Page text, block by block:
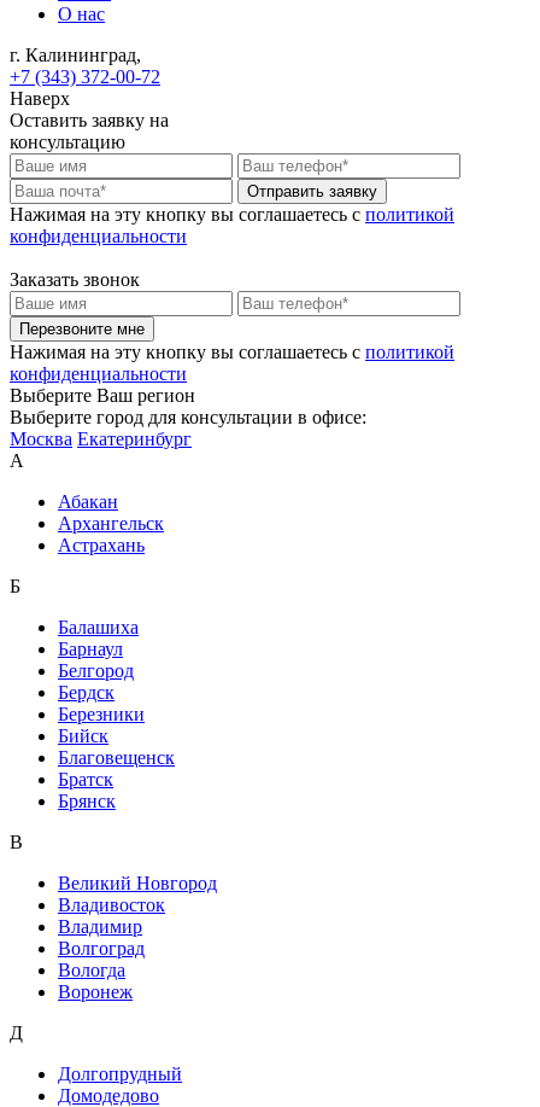
О нас
г. Калининград,
+7 (343) 372-00-72
Наверх
Оставить заявку на
консультацию
Отправить заявку
Нажимая на эту кнопку вы соглашаетесь c политикой
конфиденциальности
Заказать звонок
Перезвоните мне
Нажимая на эту кнопку вы соглашаетесь c политикой
конфиденциальности
Выберите Ваш регион
Выберите город для консультации в офисе:
Москва Екатеринбург
А
Абакан
Архангельск
Астрахань
Б
Балашиха
Барнаул
Белгород
Бердск
Березники
Бийск
Благовещенск
Братск
Брянск
В
Великий Новгород
Владивосток
Владимир
Волгоград
Вологда
Воронеж
Д
Долгопрудный
Домодедово